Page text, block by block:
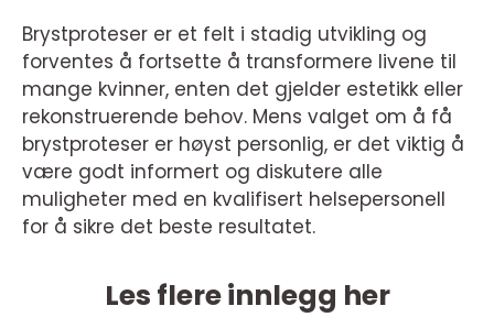
Brystproteser er et felt i stadig utvikling og
forventes å fortsette å transformere livene til
mange kvinner, enten det gjelder estetikk eller
rekonstruerende behov. Mens valget om å få
brystproteser er høyst personlig, er det viktig å
være godt informert og diskutere alle
muligheter med en kvalifisert helsepersonell
for å sikre det beste resultatet.
Les flere innlegg her